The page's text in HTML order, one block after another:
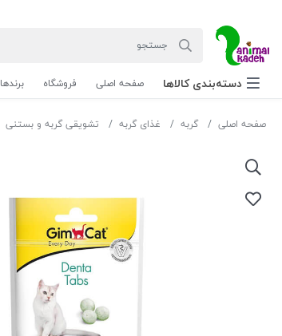
دسته‌بندی‌ کالاها صفحه اصلی فروشگاه برندها
صفحه اصلی گربه غذای گربه تشویقی گربه و بستنی